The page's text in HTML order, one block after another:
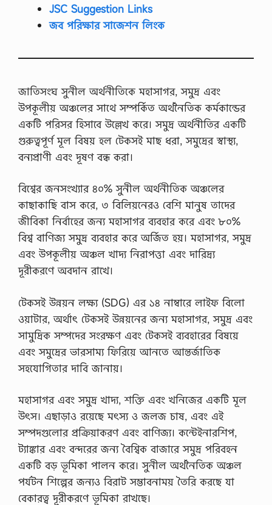
JSC Suggestion Links
জব পরিক্ষার সাজেশন লিংক
জাতিসংঘ সুনীল অর্থনীতিকে মহাসাগর, সমুদ্র এবং
উপকূলীয় অঞ্চলের সাথে সম্পর্কিত অর্থনৈতিক কর্মকান্ডের
একটি পরিসর হিসাবে উল্লেখ করে। সমুদ্র অর্থনীতির একটি
গুরুত্বপূর্ণ মূল বিষয় হল টেকসই মাছ ধরা, সমুদ্রের স্বাস্থ্য,
বন্যপ্রাণী এবং দূষণ বন্ধ করা।
বিশ্বের জনসংখ্যার ৪০% সুনীল অর্থনীতিক অঞ্চলের
কাছাকাছি বাস করে, ৩ বিলিয়নেরও বেশি মানুষ তাদের
জীবিকা নির্বাহের জন্য মহাসাগর ব্যবহার করে এবং ৮০%
বিশ্ব বাণিজ্য সমুদ্র ব্যবহার করে অর্জিত হয়। মহাসাগর, সমুদ্র
এবং উপকূলীয় অঞ্চল খাদ্য নিরাপত্তা এবং দারিদ্র্য
দূরীকরণে অবদান রাখে।
টেকসই উন্নয়ন লক্ষ্য (SDG) এর ১৪ নাম্বারে লাইফ বিলো
ওয়াটার, অর্থাৎ টেকসই উন্নয়নের জন্য মহাসাগর, সমুদ্র এবং
সামুদ্রিক সম্পদের সংরক্ষণ এবং টেকসই ব্যবহারের বিষয়ে
এবং সমুদ্রের ভারসাম্য ফিরিয়ে আনতে আন্তর্জাতিক
সহযোগিতার দাবি জানায়।
মহাসাগর এবং সমুদ্র খাদ্য, শক্তি এবং খনিজের একটি মূল
উৎস। এছাড়াও রয়েছে মৎস্য ও জলজ চাষ, এবং এই
সম্পদগুলোর প্রক্রিয়াকরণ এবং বাণিজ্য। কন্টেইনারশিপ,
ট্যাঙ্কার এবং বন্দরের জন্য বৈশ্বিক বাজারে সমুদ্র পরিবহন
একটি বড় ভূমিকা পালন করে। সুনীল অর্থনৈতিক অঞ্চল
পর্যটন শিল্পের জন্যও বিরাট সম্ভাবনাময় তৈরি করছে যা
বেকারত্ব দূরীকরণে ভূমিকা রাখছে।